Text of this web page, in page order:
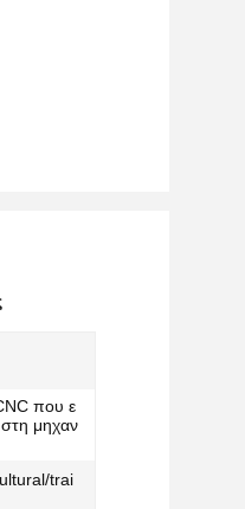
που ε
στη μηχαν
trai